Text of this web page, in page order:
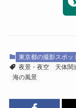
東京都の撮影スポッ
夜景・夜空
天体関
海の風景